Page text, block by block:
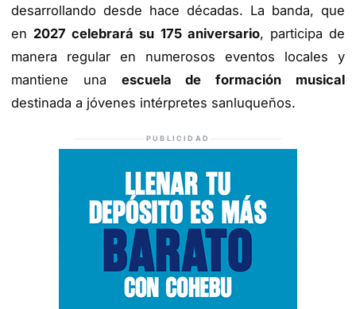
desarrollando desde hace décadas. La banda, que
en 2027 celebrará su 175 aniversario, participa de
manera regular en numerosos eventos locales y
mantiene una escuela de formación musical
destinada a jóvenes intérpretes sanluqueños.
PUBLICIDAD